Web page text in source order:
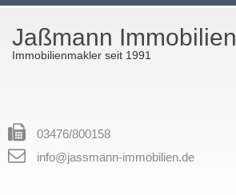
Jaßmann Immobilien
Immobilienmakler seit 1991
03476/800158
info@jassmann-immobilien.de